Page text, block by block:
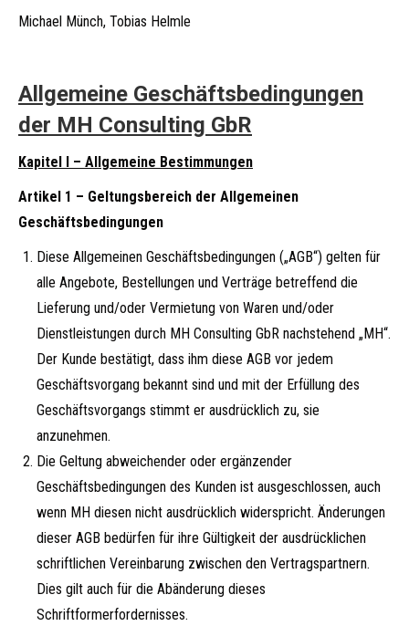
Michael Münch, Tobias Helmle
Allgemeine Geschäftsbedingungen
der MH Consulting GbR
Kapitel I – Allgemeine Bestimmungen
Artikel 1 – Geltungsbereich der Allgemeinen
Geschäftsbedingungen
Diese Allgemeinen Geschäftsbedingungen („AGB“) gelten für
alle Angebote, Bestellungen und Verträge betreffend die
Lieferung und/oder Vermietung von Waren und/oder
Dienstleistungen durch MH Consulting GbR nachstehend „MH“.
Der Kunde bestätigt, dass ihm diese AGB vor jedem
Geschäftsvorgang bekannt sind und mit der Erfüllung des
Geschäftsvorgangs stimmt er ausdrücklich zu, sie
anzunehmen.
Die Geltung abweichender oder ergänzender
Geschäftsbedingungen des Kunden ist ausgeschlossen, auch
wenn MH diesen nicht ausdrücklich widerspricht. Änderungen
dieser AGB bedürfen für ihre Gültigkeit der ausdrücklichen
schriftlichen Vereinbarung zwischen den Vertragspartnern.
Dies gilt auch für die Abänderung dieses
Schriftformerfordernisses.